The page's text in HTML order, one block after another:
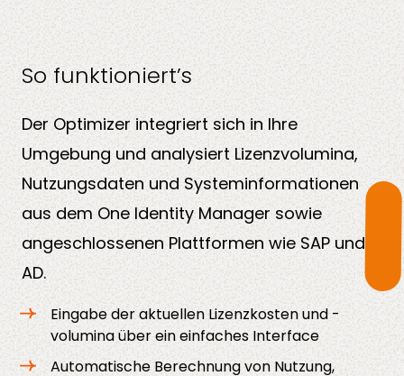
So funktioniert’s
Der Optimizer integriert sich in Ihre
Umgebung und analysiert Lizenzvolumina,
Nutzungsdaten und Systeminformationen
aus dem One Identity Manager sowie
angeschlossenen Plattformen wie SAP und
AD.
Eingabe der aktuellen Lizenzkosten und -
volumina über ein einfaches Interface
Automatische Berechnung von Nutzung,